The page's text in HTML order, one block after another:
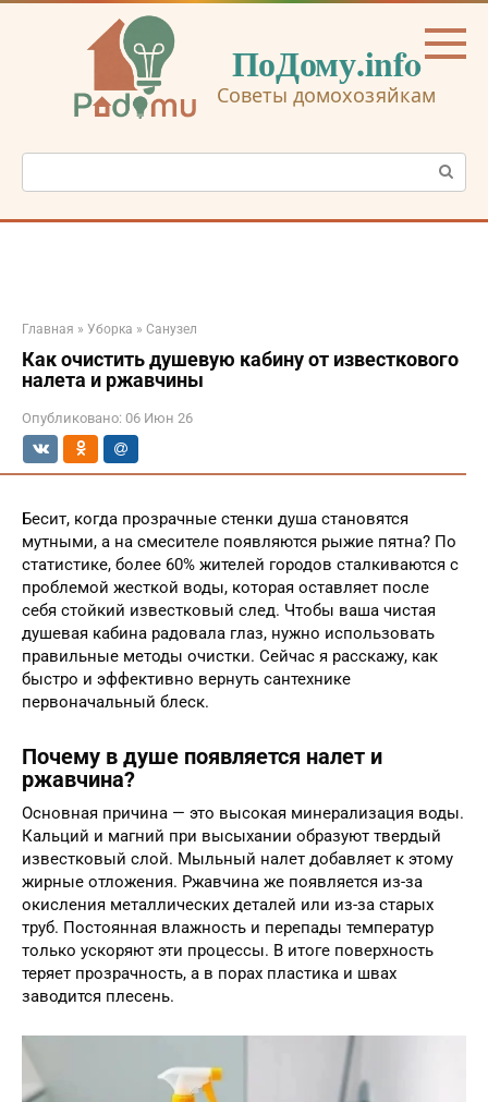
Перейти
ПоДому.info
Советы домохозяйкам
Поиск:
Главная » Уборка » Санузел
Как очистить душевую кабину от известкового
налета и ржавчины
Опубликовано: 06 Июн 26
Бесит, когда прозрачные стенки душа становятся
мутными, а на смесителе появляются рыжие пятна? По
статистике, более 60% жителей городов сталкиваются с
проблемой жесткой воды, которая оставляет после
себя стойкий известковый след. Чтобы ваша чистая
душевая кабина радовала глаз, нужно использовать
правильные методы очистки. Сейчас я расскажу, как
быстро и эффективно вернуть сантехнике
первоначальный блеск.
Почему в душе появляется налет и
ржавчина?
Основная причина — это высокая минерализация воды.
Кальций и магний при высыхании образуют твердый
известковый слой. Мыльный налет добавляет к этому
жирные отложения. Ржавчина же появляется из-за
окисления металлических деталей или из-за старых
труб. Постоянная влажность и перепады температур
только ускоряют эти процессы. В итоге поверхность
теряет прозрачность, а в порах пластика и швах
заводится плесень.